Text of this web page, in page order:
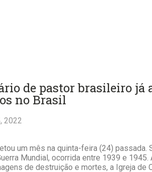
de pastor brasileiro já
no Brasil
2022
um mês na quinta-feira (24) passada.
Mundial, ocorrida entre 1939 e
de destruição e mortes, a Igreja de